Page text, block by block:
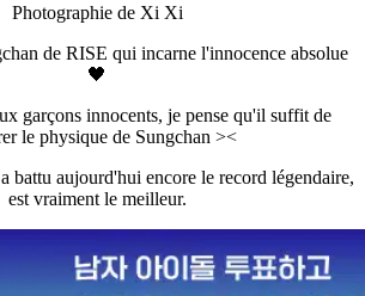
Photographie de Xi Xi
de RISE qui incarne l'innocence absolue
🖤
garçons innocents, je pense qu'il suffit de
le physique de Sungchan ><
battu aujourd'hui encore le record légendaire,
est vraiment le meilleur.